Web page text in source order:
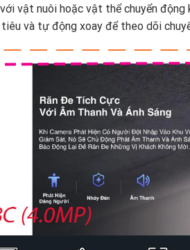
vật nuôi hoặc vật thể chuyển
tiêu và tự động xoay để theo dõi